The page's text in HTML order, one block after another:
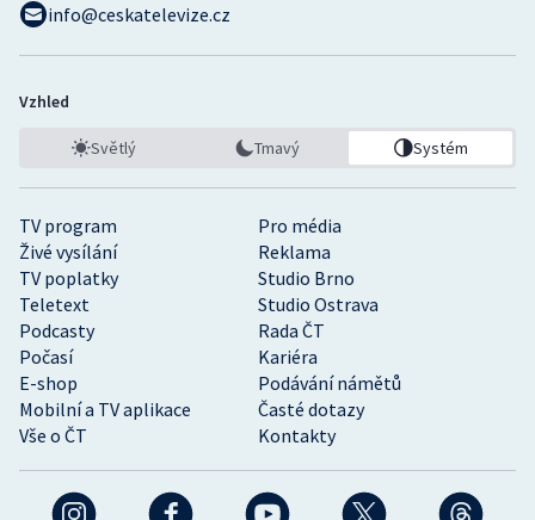
TV program
Pro média
Živé vysílání
Reklama
TV poplatky
Studio Brno
Teletext
Studio Ostrava
Podcasty
Rada ČT
Počasí
Kariéra
E-shop
Podávání námětů
Mobilní a TV aplikace
Časté dotazy
Vše o ČT
Kontakty
info@ceskatelevize.cz
Vzhled
Světlý Tmavý Systém